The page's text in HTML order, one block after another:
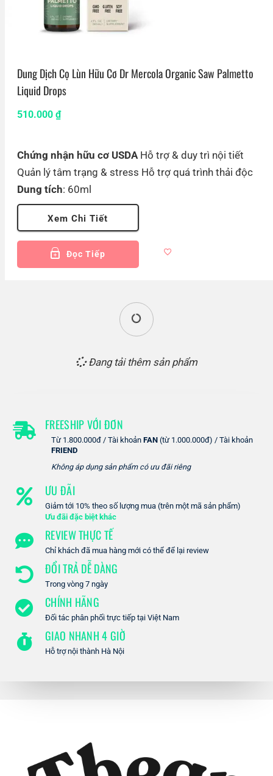
Dung Dịch Cọ Lùn Hữu Cơ Dr Mercola Organic Saw Palmetto
Liquid Drops
510.000 ₫
Chứng nhận hữu cơ USDAHỗ trợ & duy trì nội tiết
Quản lý tâm trạng & stress Hỗ trợ quá trình thải độc
Dung tích: 60ml
Xem Chi Tiết
Đọc Tiếp
Đang tải thêm sản phẩm
FREESHIP VỚI ĐƠN
Từ 1.800.000đ / Tài khoản FAN (từ 1.000.000đ) / Tài khoản
FRIEND
Không áp dụng sản phẩm có ưu đãi riêng
ƯU ĐÃI
Giảm tới 10% theo số lượng mua (trên một mã sản phẩm)
Ưu đãi đặc biệt khác
REVIEW THỰC TẾ
Chỉ khách đã mua hàng mới có thể để lại review
ĐỔI TRẢ DỄ DÀNG
Trong vòng 7 ngày
CHÍNH HÃNG
Đối tác phân phối trực tiếp tại Việt Nam
GIAO NHANH 4 GIỜ
Hỗ trợ nội thành Hà Nội